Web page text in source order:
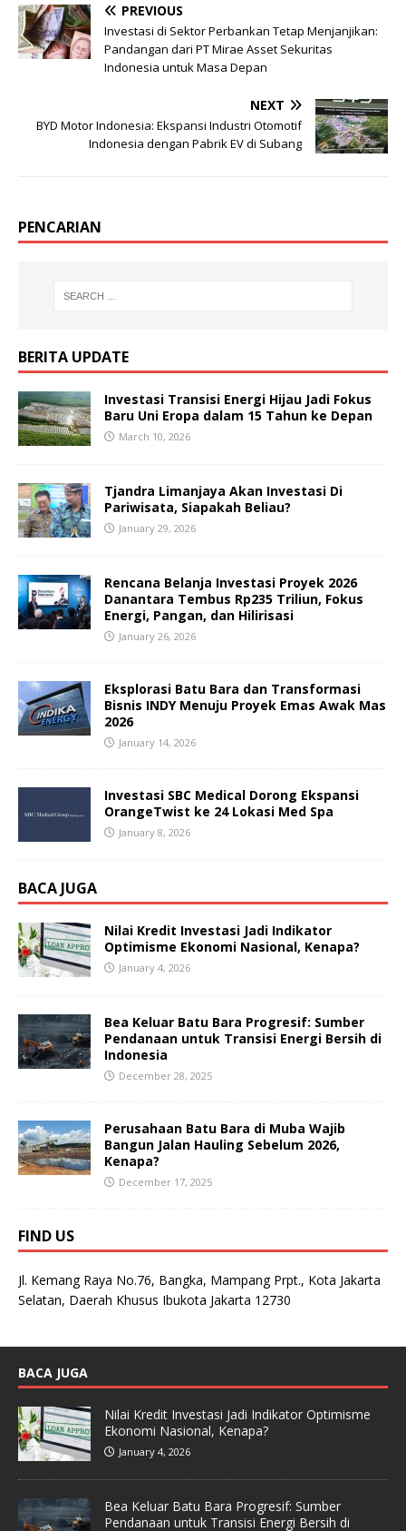
PREVIOUS
Investasi di Sektor Perbankan Tetap Menjanjikan:
Pandangan dari PT Mirae Asset Sekuritas
Indonesia untuk Masa Depan
NEXT
BYD Motor Indonesia: Ekspansi Industri Otomotif
Indonesia dengan Pabrik EV di Subang
PENCARIAN
BERITA UPDATE
Investasi Transisi Energi Hijau Jadi Fokus
Baru Uni Eropa dalam 15 Tahun ke Depan
March 10, 2026
Tjandra Limanjaya Akan Investasi Di
Pariwisata, Siapakah Beliau?
January 29, 2026
Rencana Belanja Investasi Proyek 2026
Danantara Tembus Rp235 Triliun, Fokus
Energi, Pangan, dan Hilirisasi
January 26, 2026
Eksplorasi Batu Bara dan Transformasi
Bisnis INDY Menuju Proyek Emas Awak Mas
2026
January 14, 2026
Investasi SBC Medical Dorong Ekspansi
OrangeTwist ke 24 Lokasi Med Spa
January 8, 2026
BACA JUGA
Nilai Kredit Investasi Jadi Indikator
Optimisme Ekonomi Nasional, Kenapa?
January 4, 2026
Bea Keluar Batu Bara Progresif: Sumber
Pendanaan untuk Transisi Energi Bersih di
Indonesia
December 28, 2025
Perusahaan Batu Bara di Muba Wajib
Bangun Jalan Hauling Sebelum 2026,
Kenapa?
December 17, 2025
FIND US
Jl. Kemang Raya No.76, Bangka, Mampang Prpt., Kota Jakarta
Selatan, Daerah Khusus Ibukota Jakarta 12730
BACA JUGA
Nilai Kredit Investasi Jadi Indikator Optimisme
Ekonomi Nasional, Kenapa?
January 4, 2026
Bea Keluar Batu Bara Progresif: Sumber
Pendanaan untuk Transisi Energi Bersih di